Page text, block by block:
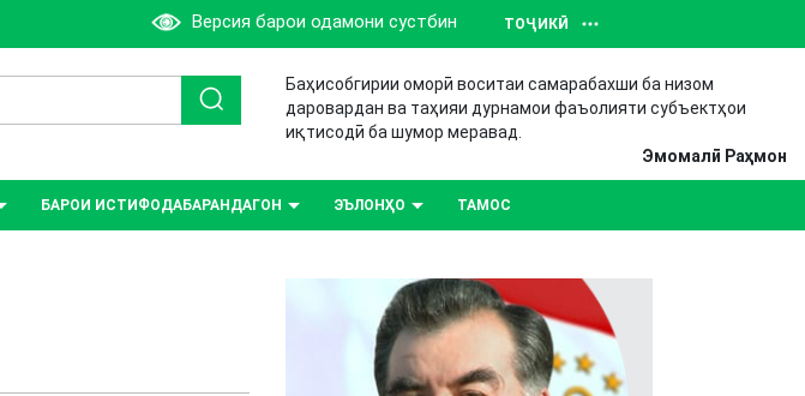
Версия барои одамони сустбин ТОҶИКӢ
Баҳисобгирии оморӣ воситаи самарабахши ба низом
даровардан ва таҳияи дурнамои фаъолияти субъектҳои
иқтисодӣ ба шумор меравад.
Эмомалӣ Раҳмон
БАРОИ ИСТИФОДАБАРАНДАГОН ЭЪЛОНҲО ТАМОС